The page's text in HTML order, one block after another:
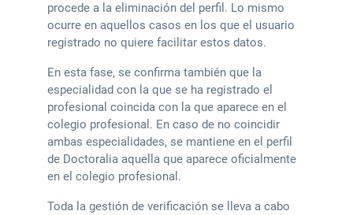
procede a la eliminación del perfil. Lo mismo
ocurre en aquellos casos en los que el usuario
registrado no quiere facilitar estos datos.
En esta fase, se confirma también que la
especialidad con la que se ha registrado el
profesional coincida con la que aparece en el
colegio profesional. En caso de no coincidir
ambas especialidades, se mantiene en el perfil
de Doctoralia aquella que aparece oficialmente
en el colegio profesional.
Toda la gestión de verificación se lleva a cabo